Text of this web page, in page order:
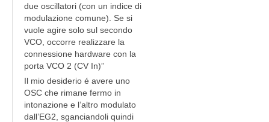
due oscillatori (con un indice di
modulazione comune). Se si
vuole agire solo sul secondo
VCO, occorre realizzare la
connessione hardware con la
porta VCO 2 (CV In)”
Il mio desiderio é avere uno
OSC che rimane fermo in
intonazione e l’altro modulato
dall’EG2, sganciandoli quindi